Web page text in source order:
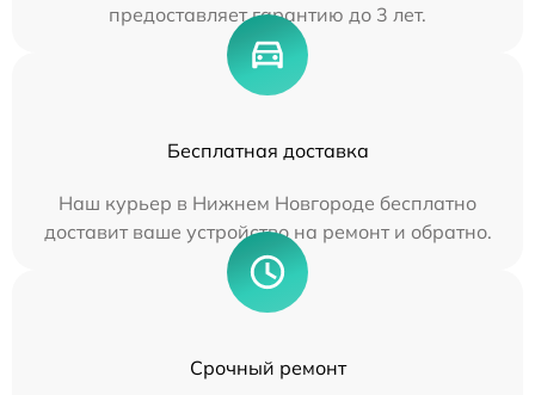
предоставляет гарантию до 3 лет.
Бесплатная доставка
Наш курьер в Нижнем Новгороде бесплатно
доставит ваше устройство на ремонт и обратно.
Срочный ремонт